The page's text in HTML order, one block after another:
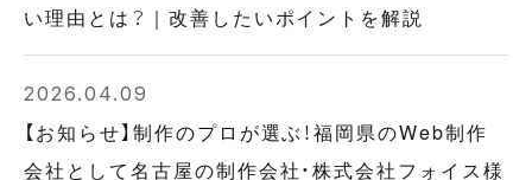
い理由とは？｜改善したいポイントを解説
2026.04.09
【お知らせ】制作のプロが選ぶ！福岡県のWeb制作
会社として名古屋の制作会社・株式会社フォイス様